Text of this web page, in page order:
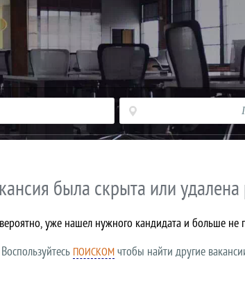
была скрыта или
уже нашел нужного кандидата и больше не
Воспользуйтесь ПОИСКОМ чтобы найти другие